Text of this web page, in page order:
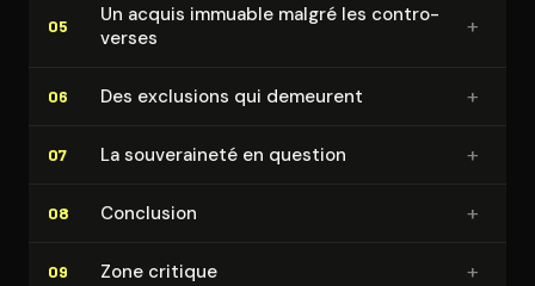
05
Un acquis immuable malgré les contro­
verses
+
06 Des exclusions qui demeurent +
07 La sou­ve­rai­ne­té en question +
08 Conclusion +
09 Zone critique +